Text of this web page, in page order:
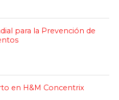
para la Prevención de
en H&M Concentrix